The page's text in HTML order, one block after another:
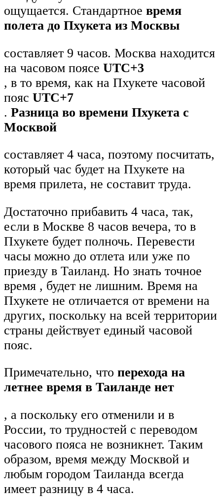
ощущается. Стандартное время
полета до Пхукета из Москвы
составляет 9 часов. Москва находится
на часовом поясе UTC+3
, в то время, как на Пхукете часовой
пояс UTC+7
. Разница во времени Пхукета с
Москвой
составляет 4 часа, поэтому посчитать,
который час будет на Пхукете на
время прилета, не составит труда.
Достаточно прибавить 4 часа, так,
если в Москве 8 часов вечера, то в
Пхукете будет полночь. Перевести
часы можно до отлета или уже по
приезду в Таиланд. Но знать точное
время , будет не лишним. Время на
Пхукете не отличается от времени на
других, поскольку на всей территории
страны действует единый часовой
пояс.
Примечательно, что перехода на
летнее время в Таиланде нет
, а поскольку его отменили и в
России, то трудностей с переводом
часового пояса не возникнет. Таким
образом, время между Москвой и
любым городом Таиланда всегда
имеет разницу в 4 часа.